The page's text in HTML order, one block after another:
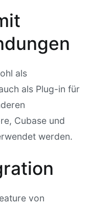
als
als Plug-in für
Cubase und
werden.
von